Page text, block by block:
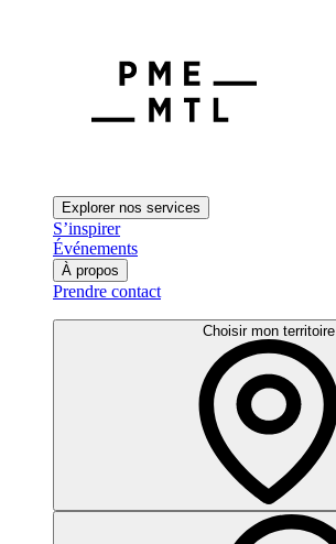
Explorer nos services
S’inspirer
Événements
À propos
Prendre contact
Choisir mon territoire